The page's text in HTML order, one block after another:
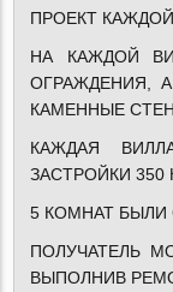
ПРОЕКТ
НА КАЖДОЙ
ОГРАЖДЕНИЯ,
КАМЕННЫЕ
КАЖДАЯ
ЗАСТРОЙКИ 350
5 КОМНАТ БЫЛИ
ПОЛУЧАТЕЛЬ
ВЫПОЛНИВ